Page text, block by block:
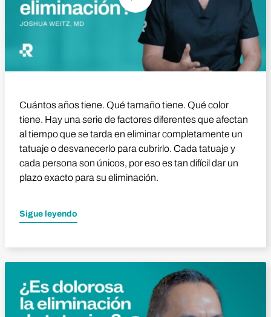
Cuántos años tiene. Qué tamaño tiene. Qué color
tiene. Hay una serie de factores diferentes que afectan
al tiempo que se tarda en eliminar completamente un
tatuaje o desvanecerlo para cubrirlo. Cada tatuaje y
cada persona son únicos, por eso es tan difícil dar un
plazo exacto para su eliminación.
Sigue leyendo
Reproducir vídeo